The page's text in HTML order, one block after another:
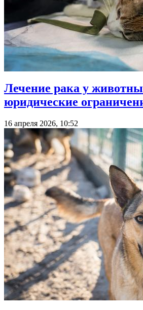
Лечение рака у
юридические
16 апреля 2026, 10:52